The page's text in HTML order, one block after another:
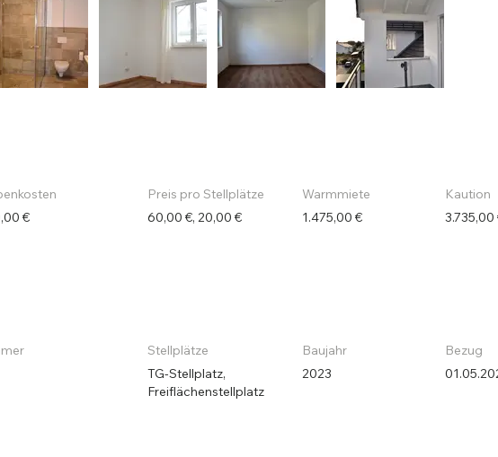
€
Preis pro Stellplätze
60,00 €, 20,00 €
Warmmiete
1.475,00 €
Kaution
3.735,00
Stellplätze
TG-Stellplatz,
Freiflächenstellplatz
Baujahr
2023
Bezug